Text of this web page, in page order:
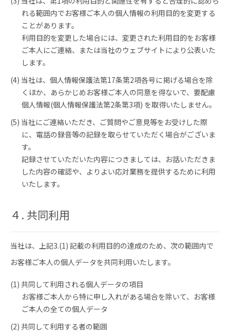
れる範囲内でお客様ご本人の個人情報の利用目的を変更する
ことがあります。
利用目的を変更した場合には、変更された利用目的をお客様
ご本人にご連絡、または当社のウェブサイトにより公表いた
します。
(4) 当社は、個人情報保護法第17条第2項各号に掲げる場合を除
くほか、あらかじめお客様ご本人の同意を得ないで、要配慮
個人情報(個人情報保護法第2条第3項) を取得いたしません。
(5) 当社にご連絡いただき、ご質問やご意見等をお受けした際
に、電話の録音等の記録を取らせていただく場合がございま
す。
記録させていただいた内容につきましては、お話いただきま
した内容の確認や、よりよい応対業務を提供するために利用
いたします。
４. 共同利用
当社は、上記3.(1) 記載の利用目的の達成のため、次の範囲内で
お客様ご本人の個人データを共同利用いたします。
(1) 共同して利用される個人データの項目
お客様ご本人から特に申し入れがある場合を除いて、お客様
ご本人の全ての個人データ
(2) 共同して利用する者の範囲